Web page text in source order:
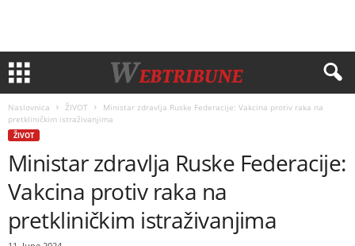
Naslovnica ŽIVOT
Ministar zdravlja Ruske Federacije: Vakcina protiv raka na
pretkliničkim istraživanjima
ŽIVOT
Ministar zdravlja Ruske Federacije:
Vakcina protiv raka na
pretkliničkim istraživanjima